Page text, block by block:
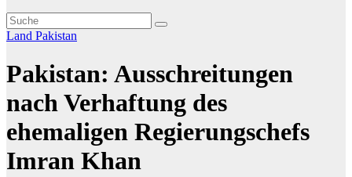
Land Pakistan
Pakistan: Ausschreitungen
nach Verhaftung des
ehemaligen Regierungschefs
Imran Khan